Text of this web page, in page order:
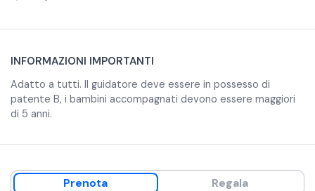
INFORMAZIONI IMPORTANTI
Adatto a tutti. Il guidatore deve essere in possesso di
patente B, i bambini accompagnati devono essere maggiori
di 5 anni.
Prenota Regala